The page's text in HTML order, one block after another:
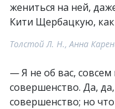
жениться на ней,
Кити Щербацкую, как
Толстой Л. Н., Анна
— Я не об вас,
совершенство. Да,
совершенство; но